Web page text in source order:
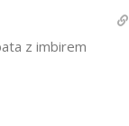
z imbirem